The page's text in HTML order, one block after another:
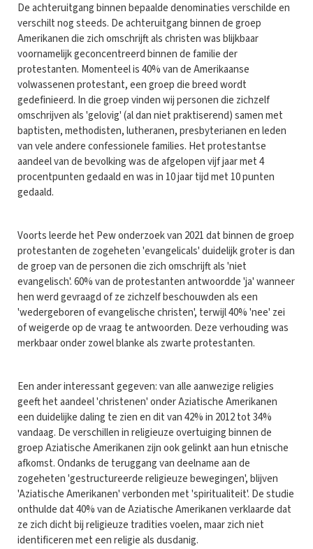
De achteruitgang binnen bepaalde denominaties verschilde en
verschilt nog steeds. De achteruitgang binnen de groep
Amerikanen die zich omschrijft als christen was blijkbaar
voornamelijk geconcentreerd binnen de familie der
protestanten. Momenteel is 40% van de Amerikaanse
volwassenen protestant, een groep die breed wordt
gedefinieerd. In die groep vinden wij personen die zichzelf
omschrijven als 'gelovig' (al dan niet praktiserend) samen met
baptisten, methodisten, lutheranen, presbyterianen en leden
van vele andere confessionele families. Het protestantse
aandeel van de bevolking was de afgelopen vijf jaar met 4
procentpunten gedaald en was in 10 jaar tijd met 10 punten
gedaald.
Voorts leerde het Pew onderzoek van 2021 dat binnen de groep
protestanten de zogeheten 'evangelicals' duidelijk groter is dan
de groep van de personen die zich omschrijft als 'niet
evangelisch'. 60% van de protestanten antwoordde 'ja' wanneer
hen werd gevraagd of ze zichzelf beschouwden als een
'wedergeboren of evangelische christen', terwijl 40% 'nee' zei
of weigerde op de vraag te antwoorden. Deze verhouding was
merkbaar onder zowel blanke als zwarte protestanten.
Een ander interessant gegeven: van alle aanwezige religies
geeft het aandeel 'christenen' onder Aziatische Amerikanen
een duidelijke daling te zien en dit van 42% in 2012 tot 34%
vandaag. De verschillen in religieuze overtuiging binnen de
groep Aziatische Amerikanen zijn ook gelinkt aan hun etnische
afkomst. Ondanks de teruggang van deelname aan de
zogeheten 'gestructureerde religieuze bewegingen', blijven
'Aziatische Amerikanen' verbonden met 'spiritualiteit'. De studie
onthulde dat 40% van de Aziatische Amerikanen verklaarde dat
ze zich dicht bij religieuze tradities voelen, maar zich niet
identificeren met een religie als dusdanig.